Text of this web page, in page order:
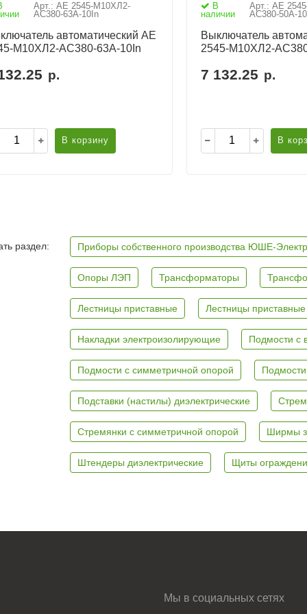
Арт.: АЕ 2545-М10ХЛ2-
AC380-63А-10In
автоматический АЕ
М10ХЛ2-AC380-63А-10In
р.
В корзину
В
наличии
Арт.: АЕ
AC380-50А-
Выключатель
2545-М10ХЛ2-
7 132.25 р.
В
раздел: Приборы собственного производства ЮШЕ-
Опоры ЛЭП Трансформаторы
Лестницы приставные Лестницы
Накладки электроизолирующие Подмости с
Подмости с симметричной опорой
Подставки (настилы) диэлектрические
Стремянки с симметричной опорой Ширмы
Штендеры диэлектрические Щиты
Мы в социальных сетях